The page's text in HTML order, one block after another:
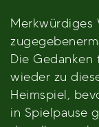
Merkwürdiges
Die
wieder zu
Heimspiel,
in Spielpause